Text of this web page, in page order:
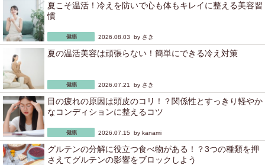
夏こそ温活！冷えを防いで心も体もキレイに整える美容習
慣
2026.08.03 by さき
夏の温活美容は頑張らない！簡単にできる冷え対策
2026.07.21 by さき
目の疲れの原因は頭皮のコリ！？関係性とすっきり軽やか
なコンディションに整えるコツ
2026.07.15 by kanami
グルテンの分解に役立つ食べ物がある！？3つの種類を押
さえてグルテンの影響をブロックしよう